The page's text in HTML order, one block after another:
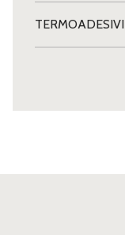
TERMOADESIVI